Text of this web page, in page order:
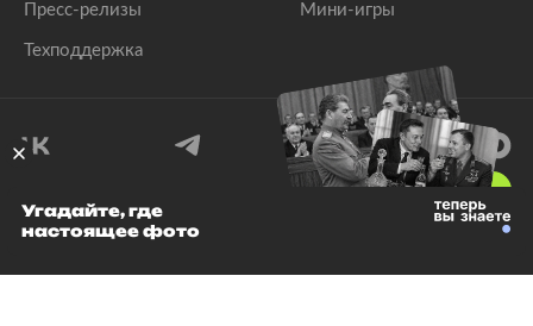
Пресс-релизы
Техподдержка
Мини-игры
© 1999–2026 Все права защищены.
Угадайте, где
настоящее фото